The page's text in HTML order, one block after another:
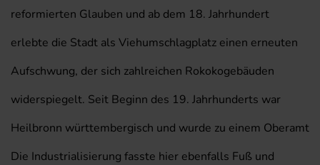
reformierten Glauben und ab dem 18. Jahrhundert
erlebte die Stadt als Viehumschlagplatz einen erneuten
Aufschwung, der sich zahlreichen Rokokogebäuden
widerspiegelt. Seit Beginn des 19. Jahrhunderts war
Heilbronn württembergisch und wurde zu einem Oberamt
Die Industrialisierung fasste hier ebenfalls Fuß und